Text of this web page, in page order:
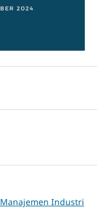
Manajemen Industri